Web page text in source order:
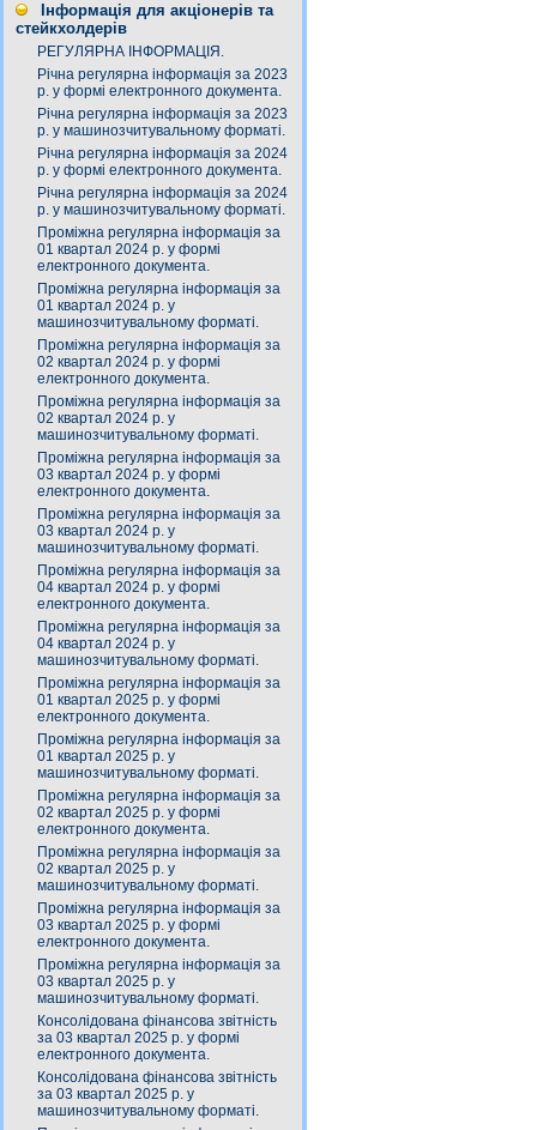
Інформація для акціонерів та
стейкхолдерів
РЕГУЛЯРНА ІНФОРМАЦІЯ.
Річна регулярна інформація за 2023
р. у формі електронного документа.
Річна регулярна інформація за 2023
р. у машинозчитувальному форматі.
Річна регулярна інформація за 2024
р. у формі електронного документа.
Річна регулярна інформація за 2024
р. у машинозчитувальному форматі.
Проміжна регулярна інформація за
01 квартал 2024 р. у формі
електронного документа.
Проміжна регулярна інформація за
01 квартал 2024 р. у
машинозчитувальному форматі.
Проміжна регулярна інформація за
02 квартал 2024 р. у формі
електронного документа.
Проміжна регулярна інформація за
02 квартал 2024 р. у
машинозчитувальному форматі.
Проміжна регулярна інформація за
03 квартал 2024 р. у формі
електронного документа.
Проміжна регулярна інформація за
03 квартал 2024 р. у
машинозчитувальному форматі.
Проміжна регулярна інформація за
04 квартал 2024 р. у формі
електронного документа.
Проміжна регулярна інформація за
04 квартал 2024 р. у
машинозчитувальному форматі.
Проміжна регулярна інформація за
01 квартал 2025 р. у формі
електронного документа.
Проміжна регулярна інформація за
01 квартал 2025 р. у
машинозчитувальному форматі.
Проміжна регулярна інформація за
02 квартал 2025 р. у формі
електронного документа.
Проміжна регулярна інформація за
02 квартал 2025 р. у
машинозчитувальному форматі.
Проміжна регулярна інформація за
03 квартал 2025 р. у формі
електронного документа.
Проміжна регулярна інформація за
03 квартал 2025 р. у
машинозчитувальному форматі.
Консолідована фінансова звітність
за 03 квартал 2025 р. у формі
електронного документа.
Консолідована фінансова звітність
за 03 квартал 2025 р. у
машинозчитувальному форматі.